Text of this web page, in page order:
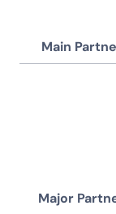
Main
Major